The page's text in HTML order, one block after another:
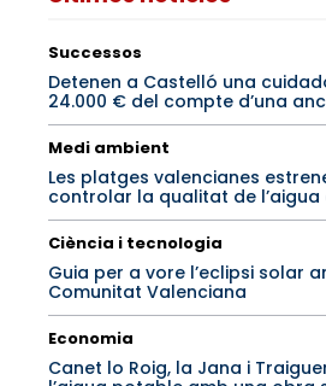
Successos
Detenen a Castelló una
24.000 € del compte d’una
Medi ambient
Les platges valencianes
controlar la qualitat de l’aigua
Ciència i tecnologia
Guia per a vore l’eclipsi solar
Comunitat Valenciana
Economia
Canet lo Roig, la Jana i